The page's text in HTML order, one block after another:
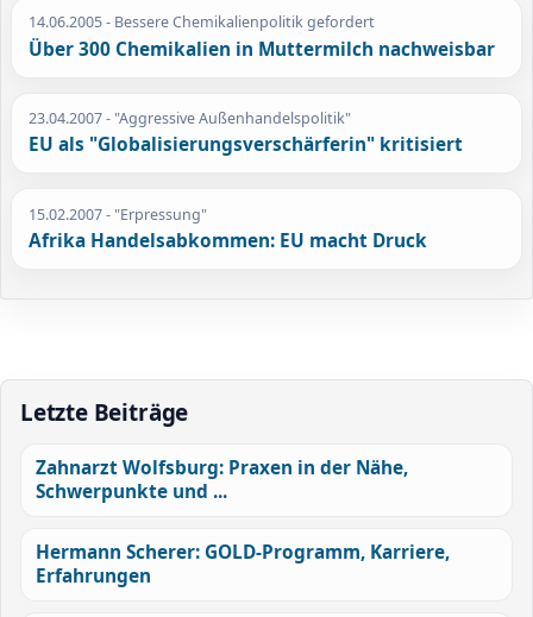
14.06.2005- Bessere Chemikalienpolitik gefordert
Über 300 Chemikalien in Muttermilch nachweisbar
23.04.2007- "Aggressive Außenhandelspolitik"
EU als "Globalisierungsverschärferin" kritisiert
15.02.2007- "Erpressung"
Afrika Handelsabkommen: EU macht Druck
Letzte Beiträge
Zahnarzt Wolfsburg: Praxen in der Nähe,
Schwerpunkte und ...
Hermann Scherer: GOLD-Programm, Karriere,
Erfahrungen